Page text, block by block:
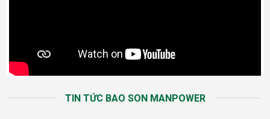
TIN TỨC BAO SON MANPOWER